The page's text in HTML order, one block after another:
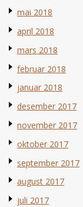
mai 2018
april 2018
mars 2018
februar 2018
januar 2018
desember 2017
november 2017
oktober 2017
september 2017
august 2017
juli 2017